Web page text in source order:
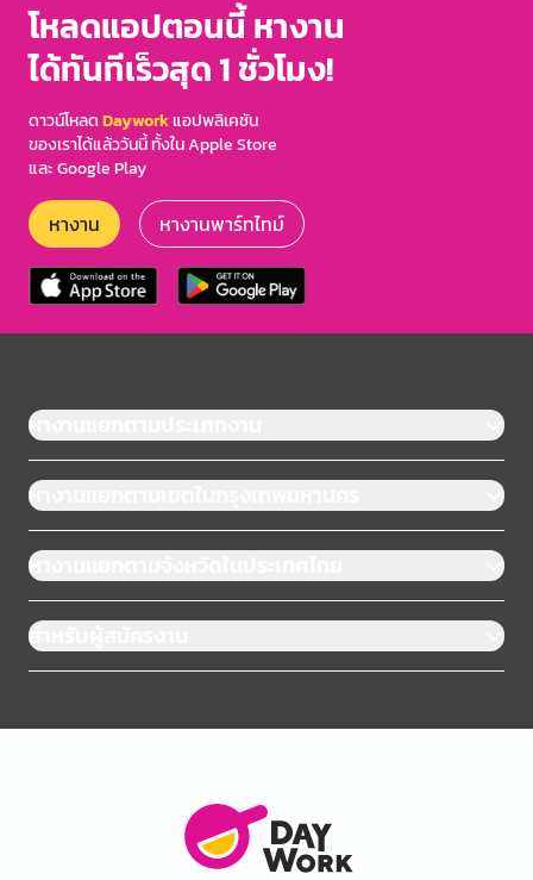
โหลดแอปตอนนี้ หางาน
ได้ทันทีเร็วสุด 1 ชั่วโมง!
ดาวน์โหลดDayworkแอปพลิเคชัน
ของเราได้แล้ววันนี้ ทั้งใน Apple Store
และ Google Play
หางาน หางานพาร์ทไทม์
หางานแยกตามประเภทงาน
หางานแยกตามเขตในกรุงเทพมหานคร
หางานแยกตามจังหวัดในประเทศไทย
สำหรับผู้สมัครงาน